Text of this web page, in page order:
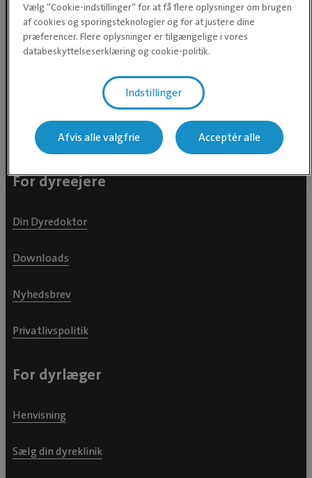
Evidensia Dyrehospital A/S
Hovedkontor
Greve Erhvervscenter
For dyreejere
Din Dyredoktor
Downloads
Nyhedsbrev
Privatlivspolitik
For dyrlæger
Henvisning
Sælg din dyreklinik
Vælg “Cookie-indstillinger” for at få flere oplysninger om brugen
af cookies og sporingsteknologier og for at justere dine
præferencer. Flere oplysninger er tilgængelige i vores
databeskyttelseserklæring og cookie-politik.
Indstillinger
Afvis alle valgfrie Acceptér alle